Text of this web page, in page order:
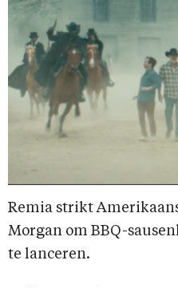
Remia strikt
Morgan om BBQ-
te lanceren.